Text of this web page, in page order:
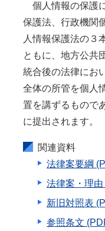
個人情報の保護
保護法、行政機関
人情報保護法の３
ともに、地方公共
統合後の法律にお
全体の所管を個人
置を講ずるもので
に提出されます。
関連資料
法律案要綱
法律案・理由
新旧対照表
参照条文